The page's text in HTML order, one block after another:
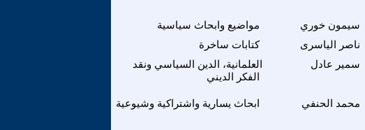
مواضيع وابحاث سياسية سيمون خوري
كتابات ساخرة
ناصر الياسرى
العلمانية، الدين السياسي ونقد
الفكر الديني
سمير عادل
ابحاث يسارية واشتراكية وشيوعية محمد الحنفي